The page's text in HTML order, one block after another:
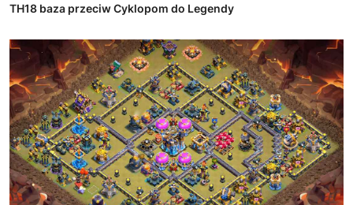
TH18 baza przeciw Cyklopom do Legendy